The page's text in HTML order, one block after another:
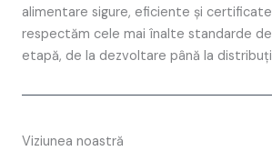
alimentare sigure, eficiente și
respectăm cele mai înalte standarde
etapă, de la dezvoltare până la
Viziunea noastră